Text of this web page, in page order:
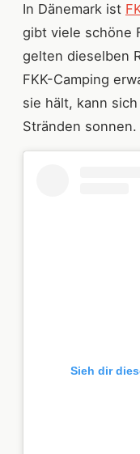
In Dänemark ist
gibt viele schöne
gelten dieselben
FKK-Camping
sie hält, kann
Stränden sonnen.
Sieh dir